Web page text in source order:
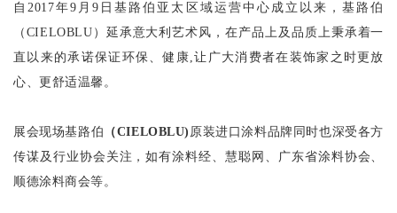
自2017年9 月9 日基路伯亚太区域运营中心成立以来，基路伯
（ CIELOBLU ）延承意大利艺术风，在产品上及品质上秉承着一
直以来的承诺保证环保、健康,让广大消费者在装饰家之时更放
心、更舒适温馨。
展会现场基路伯 （CIELOBLU) 原装进口涂料品牌同时也深受各方
传谋及行业协会关注，如有涂料经、慧聪网、广东省涂料协会、
顺德涂料商会等。